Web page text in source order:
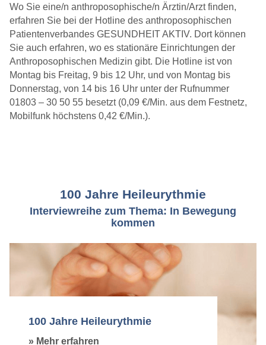
Wo Sie eine/n anthroposophische/n Ärztin/Arzt finden,
erfahren Sie bei der Hotline des anthroposophischen
Patientenverbandes GESUNDHEIT AKTIV. Dort können
Sie auch erfahren, wo es stationäre Einrichtungen der
Anthroposophischen Medizin gibt. Die Hotline ist von
Montag bis Freitag, 9 bis 12 Uhr, und von Montag bis
Donnerstag, von 14 bis 16 Uhr unter der Rufnummer
01803 – 30 50 55 besetzt (0,09 €/Min. aus dem Festnetz,
Mobilfunk höchstens 0,42 €/Min.).
100 Jahre Heileurythmie
Interviewreihe zum Thema: In Bewegung
kommen
100 Jahre Heileurythmie
» Mehr erfahren
» Astrid Andersen,
Heileurythmistin/
Eurythmietherapeutin
» Myrtha Faltin, Heileurythmistin